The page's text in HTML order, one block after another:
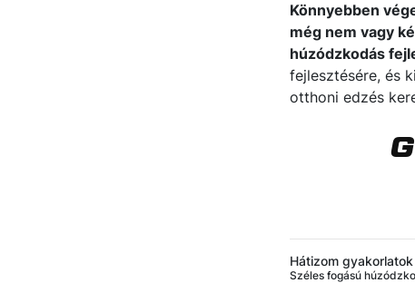
Könnyebben
még nem vagy
húzódzkodás
fejlesztésére, és
otthoni edzés
Hátizom
Széles fogású